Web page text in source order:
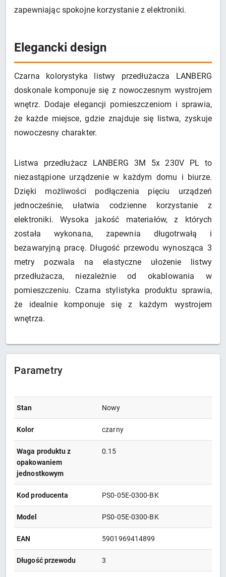
zapewniając spokojne korzystanie z elektroniki.
Elegancki design
Czarna kolorystyka listwy przedłużacza LANBERG
doskonale komponuje się z nowoczesnym wystrojem
wnętrz. Dodaje elegancji pomieszczeniom i sprawia,
że każde miejsce, gdzie znajduje się listwa, zyskuje
nowoczesny charakter.
Listwa przedłużacz LANBERG 3M 5x 230V PL to
niezastąpione urządzenie w każdym domu i biurze.
Dzięki możliwości podłączenia pięciu urządzeń
jednocześnie, ułatwia codzienne korzystanie z
elektroniki. Wysoka jakość materiałów, z których
została wykonana, zapewnia długotrwałą i
bezawaryjną pracę. Długość przewodu wynosząca 3
metry pozwala na elastyczne ułożenie listwy
przedłużacza, niezależnie od okablowania w
pomieszczeniu. Czarna stylistyka produktu sprawia,
że idealnie komponuje się z każdym wystrojem
wnętrza.
Parametry
Stan Nowy
Kolor czarny
Waga produktu z
opakowaniem
jednostkowym
0.15
Kod producenta PS0-05E-0300-BK
Model PS0-05E-0300-BK
EAN 5901969414899
Długość przewodu 3